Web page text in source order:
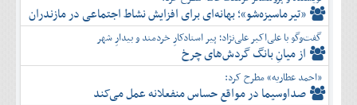
اسفند
دی
بهمن
اسفند
«تیرماسیزه‌شو»؛ بهانه‌ای برای افزایش نشاط اجتماعی در مازندران
گفت‌وگو با علی‌اکبر علی‌نژاد؛ پیر استادکارِ خردمند و بیدارِ شهر
از میانِ بانگ گردش‌های چرخ
«احمد عطاریه» مطرح کرد:
صداوسیما در مواقع حساس منفعلانه عمل می‌کند